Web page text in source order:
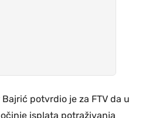
potvrdio je za FTV da u
isplata potraživanja